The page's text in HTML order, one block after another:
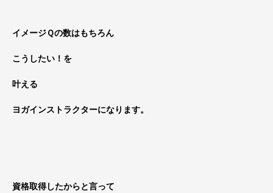
イメージＱの数はもちろん
こうしたい！を
叶える
ヨガインストラクターになります。
資格取得したからと言って